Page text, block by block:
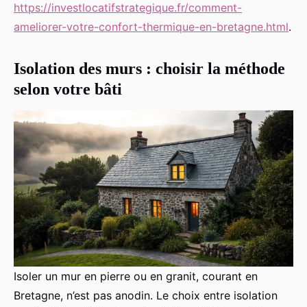
https://investlocatifstrategique.fr/comment-
ameliorer-votre-confort-thermique-en-bretagne.html.
Isolation des murs : choisir la méthode
selon votre bâti
Isoler un mur en pierre ou en granit, courant en
Bretagne, n’est pas anodin. Le choix entre isolation